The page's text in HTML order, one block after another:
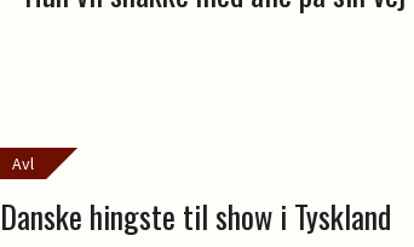
Avl
Danske hingste til show i Tyskland